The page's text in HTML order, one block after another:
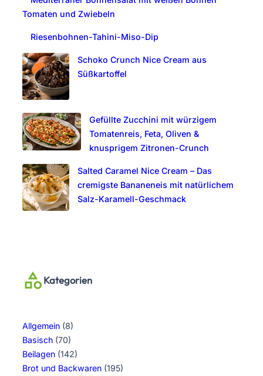
Tomaten und Zwiebeln
Riesenbohnen-Tahini-Miso-Dip
Schoko Crunch Nice Cream aus
Süßkartoffel
Gefüllte Zucchini mit würzigem
Tomatenreis, Feta, Oliven &
knusprigem Zitronen-Crunch
Salted Caramel Nice Cream – Das
cremigste Bananeneis mit natürlichem
Salz-Karamell-Geschmack
Kategorien
Allgemein (8)
Basisch (70)
Beilagen (142)
Brot und Backwaren (195)